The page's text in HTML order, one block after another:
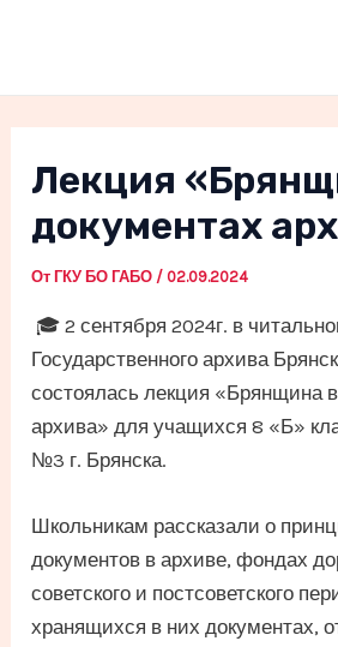
Лекция
документах
От ГКУ БО ГАБО / 02.09.2024
🎓 2 сентября 2024г. в
Государственного архива
состоялась лекция «Брянщина
архива» для учащихся 8 «Б»
№3 г. Брянска.
Школьникам рассказали о
документов в архиве, фондах
советского и постсоветского
хранящихся в них документах,